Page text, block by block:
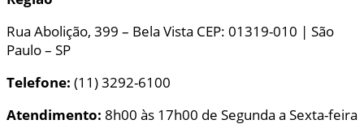
Rua Abolição, 399 – Bela Vista CEP: 01319-010 | São
Paulo – SP
Telefone: (11) 3292-6100
Atendimento: 8h00 às 17h00 de Segunda a Sexta-feira